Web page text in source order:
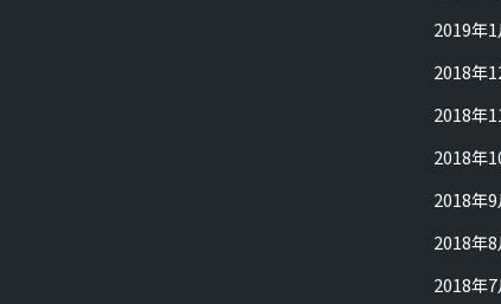
2019年1
2018年
2018年
2018年
2018年9
2018年8
2018年7